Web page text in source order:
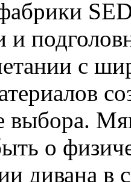
и
с
выбора.
о
дивана в